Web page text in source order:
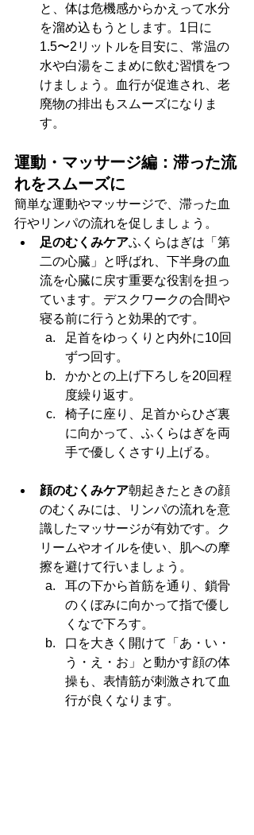
と、体は危機感からかえって水分
を溜め込もうとします。1日に
1.5〜2リットルを目安に、常温の
水や白湯をこまめに飲む習慣をつ
けましょう。血行が促進され、老
廃物の排出もスムーズになりま
す。
運動・マッサージ編：滞った流
れをスムーズに
簡単な運動やマッサージで、滞った血
行やリンパの流れを促しましょう。
足のむくみケアふくらはぎは「第
二の心臓」と呼ばれ、下半身の血
流を心臓に戻す重要な役割を担っ
ています。デスクワークの合間や
寝る前に行うと効果的です。
足首をゆっくりと内外に10回
ずつ回す。
かかとの上げ下ろしを20回程
度繰り返す。
椅子に座り、足首からひざ裏
に向かって、ふくらはぎを両
手で優しくさすり上げる。
顔のむくみケア朝起きたときの顔
のむくみには、リンパの流れを意
識したマッサージが有効です。ク
リームやオイルを使い、肌への摩
擦を避けて行いましょう。
耳の下から首筋を通り、鎖骨
のくぼみに向かって指で優し
くなで下ろす。
口を大きく開けて「あ・い・
う・え・お」と動かす顔の体
操も、表情筋が刺激されて血
行が良くなります。